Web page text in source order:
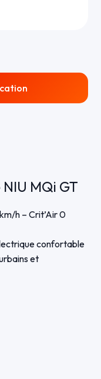
MQi GT
h – Crit’Air 0
confortable
et